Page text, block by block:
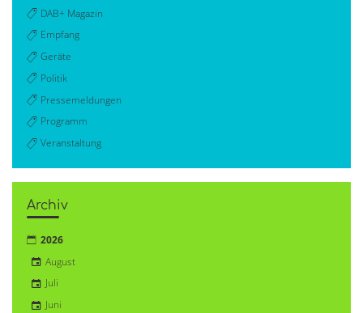
DAB+ Magazin
Empfang
Geräte
Politik
Pressemeldungen
Programm
Veranstaltung
Archiv
2026
August
Juli
Juni